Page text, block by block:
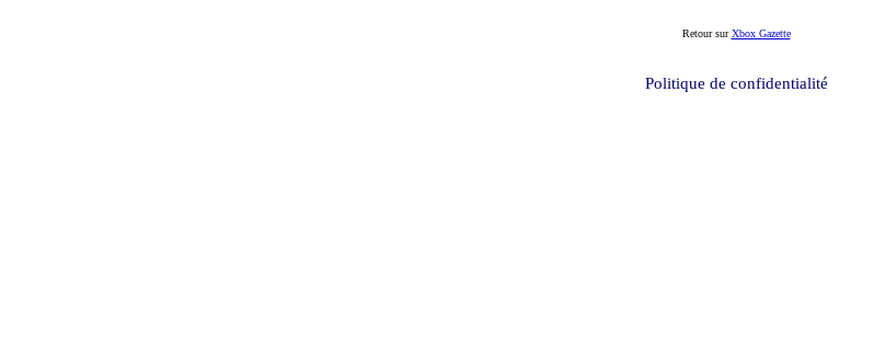
Retour surXbox Gazette
Politique de confidentialité